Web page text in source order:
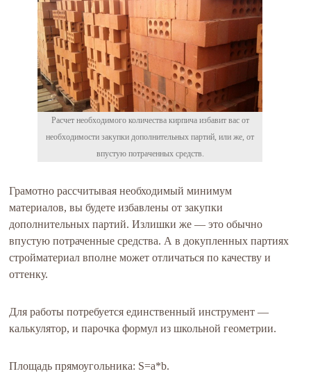
Расчет необходимого количества кирпича избавит вас от
необходимости закупки дополнительных партий, или же, от
впустую потраченных средств.
Грамотно рассчитывая необходимый минимум
материалов, вы будете избавлены от закупки
дополнительных партий. Излишки же — это обычно
впустую потраченные средства. А в докупленных партиях
стройматериал вполне может отличаться по качеству и
оттенку.
Для работы потребуется единственный инструмент —
калькулятор, и парочка формул из школьной геометрии.
Площадь прямоугольника: S=a*b.